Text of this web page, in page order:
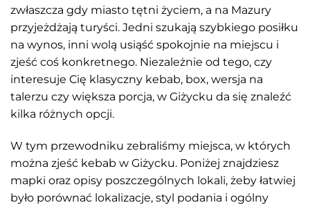
zwłaszcza gdy miasto tętni życiem, a na Mazury
przyjeżdżają turyści. Jedni szukają szybkiego posiłku
na wynos, inni wolą usiąść spokojnie na miejscu i
zjeść coś konkretnego. Niezależnie od tego, czy
interesuje Cię klasyczny kebab, box, wersja na
talerzu czy większa porcja, w Giżycku da się znaleźć
kilka różnych opcji.
W tym przewodniku zebraliśmy miejsca, w których
można zjeść kebab w Giżycku. Poniżej znajdziesz
mapki oraz opisy poszczególnych lokali, żeby łatwiej
było porównać lokalizacje, styl podania i ogólny